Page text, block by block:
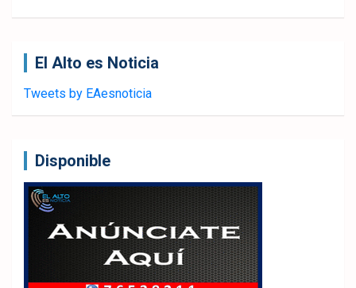
El Alto es Noticia
Tweets by EAesnoticia
Disponible